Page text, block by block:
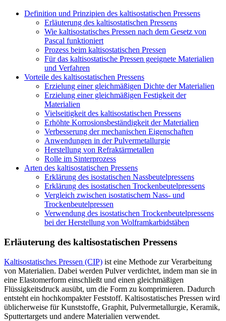
Definition und Prinzipien des kaltisostatischen Pressens
Erläuterung des kaltisostatischen Pressens
Wie kaltisostatisches Pressen nach dem Gesetz von
Pascal funktioniert
Prozess beim kaltisostatischen Pressen
Für das kaltisostatische Pressen geeignete Materialien
und Verfahren
Vorteile des kaltisostatischen Pressens
Erzielung einer gleichmäßigen Dichte der Materialien
Erzielung einer gleichmäßigen Festigkeit der
Materialien
Vielseitigkeit des kaltisostatischen Pressens
Erhöhte Korrosionsbeständigkeit der Materialien
Verbesserung der mechanischen Eigenschaften
Anwendungen in der Pulvermetallurgie
Herstellung von Refraktärmetallen
Rolle im Sinterprozess
Arten des kaltisostatischen Pressens
Erklärung des isostatischen Nassbeutelpressens
Erklärung des isostatischen Trockenbeutelpressens
Vergleich zwischen isostatischem Nass- und
Trockenbeutelpressen
Verwendung des isostatischen Trockenbeutelpressens
bei der Herstellung von Wolframkarbidstäben
Erläuterung des kaltisostatischen Pressens
Kaltisostatisches Pressen (CIP) ist eine Methode zur Verarbeitung
von Materialien. Dabei werden Pulver verdichtet, indem man sie in
eine Elastomerform einschließt und einen gleichmäßigen
Flüssigkeitsdruck ausübt, um die Form zu komprimieren. Dadurch
entsteht ein hochkompakter Feststoff. Kaltisostatisches Pressen wird
üblicherweise für Kunststoffe, Graphit, Pulvermetallurgie, Keramik,
Sputtertargets und andere Materialien verwendet.